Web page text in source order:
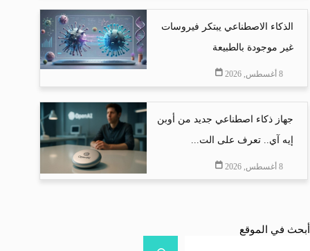
الذكاء الاصطناعي يبتكر فيروسات
غير موجودة بالطبيعة
8 أغسطس, 2026
جهاز ذكاء اصطناعي جديد من أوبن
إيه آي.. تعرف على الت...
8 أغسطس, 2026
أبحث في الموقع